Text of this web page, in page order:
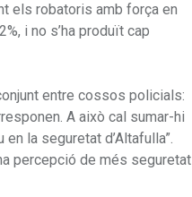
els robatoris amb força en
i no s’ha produït cap
entre cossos policials:
A això cal sumar-hi
la seguretat d’Altafulla”.
percepció de més seguretat